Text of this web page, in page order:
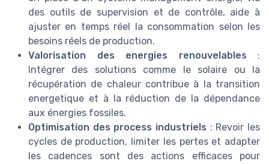
des outils de supervision et de contrôle, aide à
ajuster en temps réel la consommation selon les
besoins réels de production.
Valorisation des energies renouvelables :
Intégrer des solutions comme le solaire ou la
récupération de chaleur contribue à la transition
energetique et à la réduction de la dépendance
aux énergies fossiles.
Optimisation des process industriels : Revoir les
cycles de production, limiter les pertes et adapter
les cadences sont des actions efficaces pour